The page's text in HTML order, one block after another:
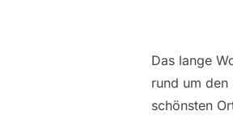
Das lange
rund um
schönsten